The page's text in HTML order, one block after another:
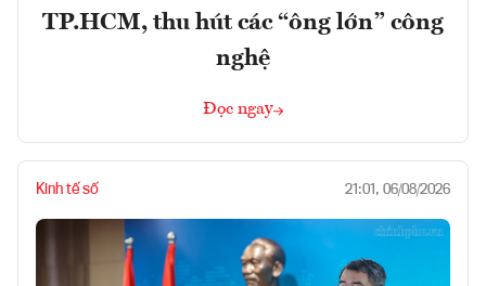
TP.HCM, thu hút các “ông lớn” công
nghệ
Đọc ngay
Kinh tế số 21:01, 06/08/2026